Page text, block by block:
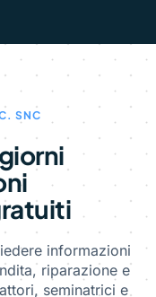
SNC
informazioni
riparazione e
seminatrici e